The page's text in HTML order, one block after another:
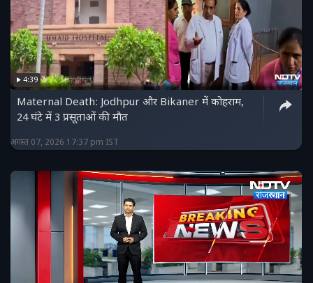
4:39
Maternal Death: Jodhpur और Bikaner में कोहराम,
24 घंटे में 3 प्रसूताओं की मौत
अगस्त 07, 2026 17:37 pm IST